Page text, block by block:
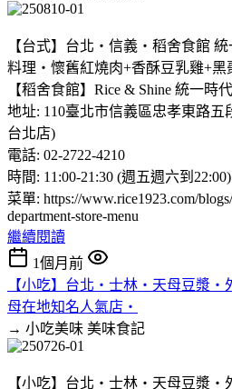
【台式】台北‧信義‧稻舍食館
料理‧懷舊紅燒肉+香酥豆乳雞+黑
【稻舍食館】Rice & Shine 統一時
地址: 110臺北市信義區忠孝東路五
台北店)
電話: 02-2722-4210
時間: 11:00-21:30 (週五週六到22:00)
菜單: https://www.rice1923.com/
department-store-menu
繼續閱讀
1個月前
【小吃】台北‧士林‧天母豆漿‧
母在地知名人氣店‧
→ 小吃美味 美味食記
【小吃】台北‧士林‧天母豆漿‧